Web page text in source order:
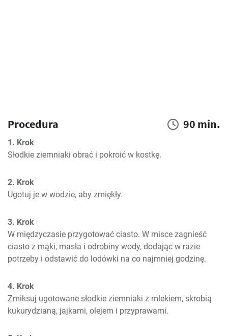
Procedura 90 min.
1. Krok
Słodkie ziemniaki obrać i pokroić w kostkę.
2. Krok
Ugotuj je w wodzie, aby zmiękły.
3. Krok
W międzyczasie przygotować ciasto. W misce zagnieść
ciasto z mąki, masła i odrobiny wody, dodając w razie
potrzeby i odstawić do lodówki na co najmniej godzinę.
4. Krok
Zmiksuj ugotowane słodkie ziemniaki z mlekiem, skrobią
kukurydzianą, jajkami, olejem i przyprawami.